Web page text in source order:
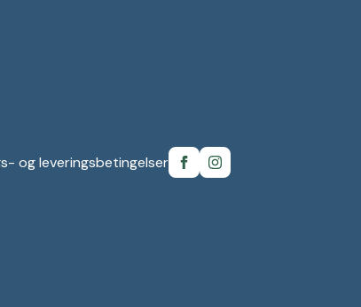
og leveringsbetingelser